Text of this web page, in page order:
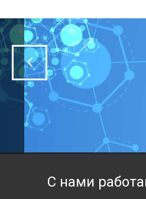
Индикаторы
Кислоты
Пищевая химия для
Стандарт-титры
Техническая химия
ДОСТАВКА
СЕРТИФИКАТЫ
КОНТАКТЫ
С нами